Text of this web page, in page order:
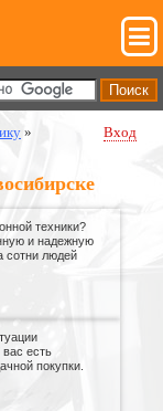
»
Вход
техники?
и надежную
сотни людей
вас есть
покупки.